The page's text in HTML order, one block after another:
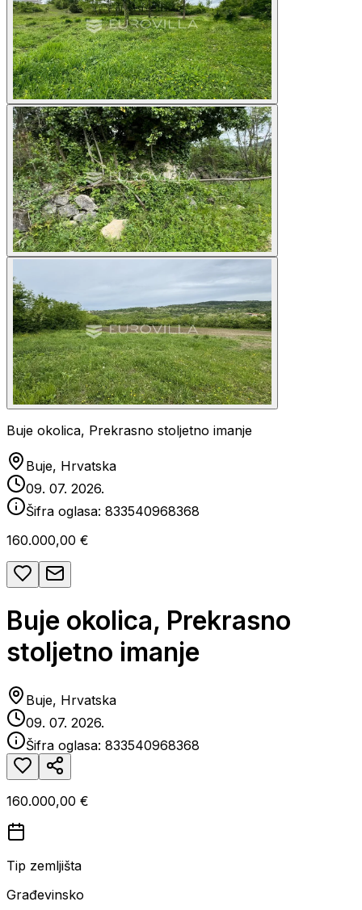
Buje okolica, Prekrasno stoljetno imanje
Buje, Hrvatska
09. 07. 2026.
Šifra oglasa: 833540968368
160.000,00 €
Buje okolica, Prekrasno
stoljetno imanje
Buje, Hrvatska
09. 07. 2026.
Šifra oglasa: 833540968368
160.000,00 €
Tip zemljišta
Građevinsko